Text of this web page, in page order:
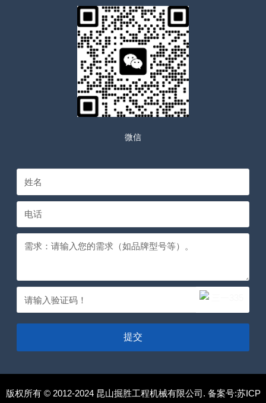
微信
提交
版权所有 © 2012-2024 昆山掘胜工程机械有限公司. 备案号:苏ICP